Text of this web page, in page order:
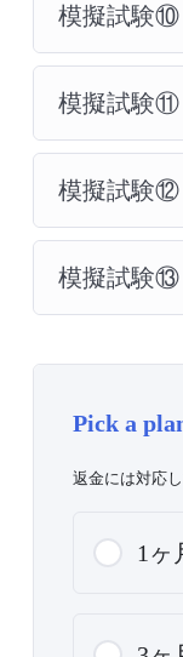
模擬試験⑩
模擬試験⑪
模擬試験⑫
模擬試験⑬
Pick a
返金には対応
1ヶ